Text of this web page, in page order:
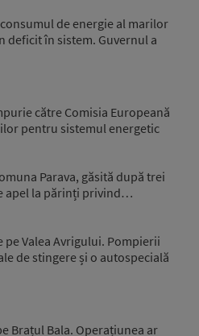
de energie al marilor
deficit în sistem. Guvernul a
către Comisia Europeană
pentru sistemul energetic
Parava, găsită după trei
apel la părinți privind…
Valea Avrigului. Pompierii
de stingere și o autospecială
Brațul Bala. Operațiunea ar